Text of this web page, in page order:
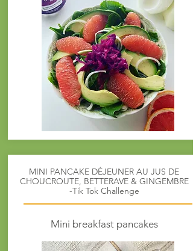
MINI PANCAKE DÉJEUNER AU JUS DE
CHOUCROUTE, BETTERAVE & GINGEMBRE
-Tik Tok Challenge
Mini breakfast pancakes